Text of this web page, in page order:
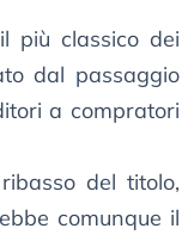
più classico dei
dal passaggio
a compratori
del titolo,
comunque il